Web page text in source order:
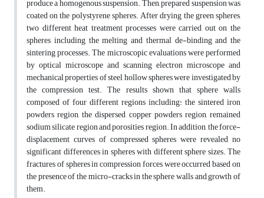
produce a homogenous suspension. Then, prepared suspension was
coated on the polystyrene spheres. After drying the green spheres,
two different heat treatment processes were carried out on the
spheres including the melting and thermal de-binding and the
sintering processes. The microscopic evaluations were performed
by optical microscope and scanning electron microscope and
mechanical properties of steel hollow spheres were investigated by
the compression test. The results shown that sphere walls
composed of four different regions including: the sintered iron
powders region, the dispersed copper powders region, remained
sodium silicate region and porosities region. In addition, the force-
displacement curves of compressed spheres were revealed no
significant differences in spheres with different sphere sizes. The
fractures of spheres in compression forces were occurred based on
the presence of the micro-cracks in the sphere walls and growth of
them.